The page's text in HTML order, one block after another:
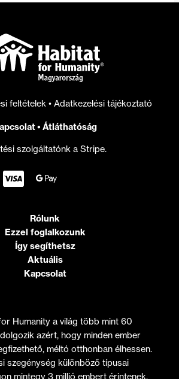
feltételek • Adatkezelési tájékoztató
• Átláthatóság
szolgáltatónk a Stripe.
Rólunk
Ezzel foglalkozunk
Így segíthetsz
Aktuális
Kapcsolat
Humanity a világ több mint 60
azért, hogy minden ember
méltó otthonban élhessen.
szegénység különböző típusai
mintegy 3 millió embert érintenek.